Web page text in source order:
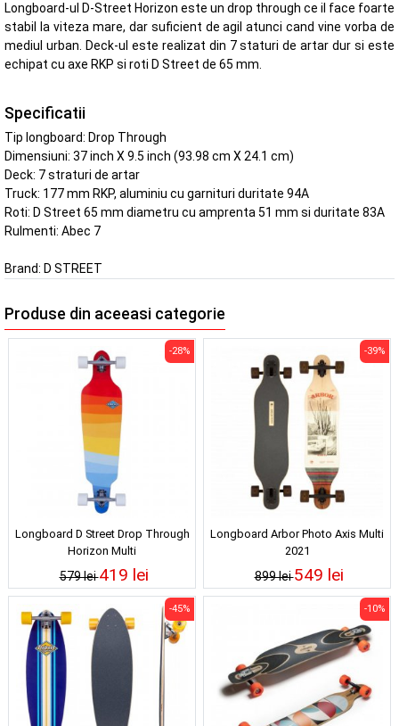
Longboard-ul D-Street Horizon este un drop through ce il face foarte
stabil la viteza mare, dar suficient de agil atunci cand vine vorba de
mediul urban. Deck-ul este realizat din 7 staturi de artar dur si este
echipat cu axe RKP si roti D Street de 65 mm.
Specificatii
Tip longboard: Drop Through
Dimensiuni: 37 inch X 9.5 inch (93.98 cm X 24.1 cm)
Deck: 7 straturi de artar
Truck: 177 mm RKP, aluminiu cu garnituri duritate 94A
Roti: D Street 65 mm diametru cu amprenta 51 mm si duritate 83A
Rulmenti: Abec 7
Brand: D STREET
Produse din aceeasi categorie
Longboard D Street Drop Through
Horizon Multi
579 lei
-28%
419 lei
Longboard Arbor Photo Axis Multi
2021
899 lei
-39%
549 lei
-45% -10%